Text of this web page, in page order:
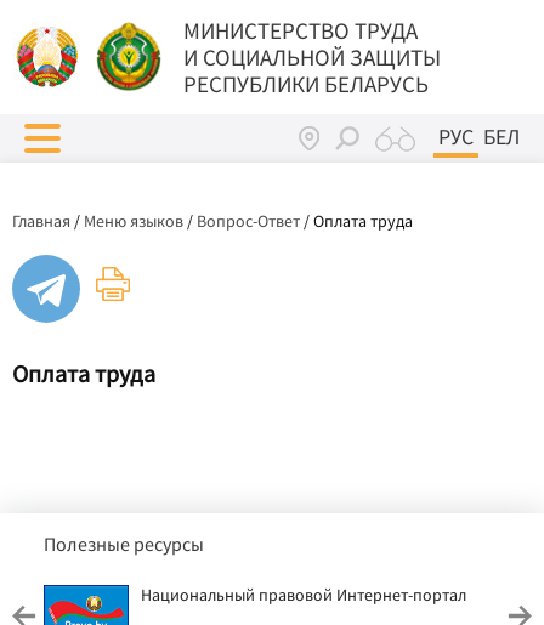
МИНИСТЕРСТВО ТРУДА
И СОЦИАЛЬНОЙ ЗАЩИТЫ
РЕСПУБЛИКИ БЕЛАРУСЬ
РУС БЕЛ
Главная / Меню языков / Вопрос-Ответ /Оплата труда
Оплата труда
Полезные ресурсы
Национальный правовой Интернет-портал